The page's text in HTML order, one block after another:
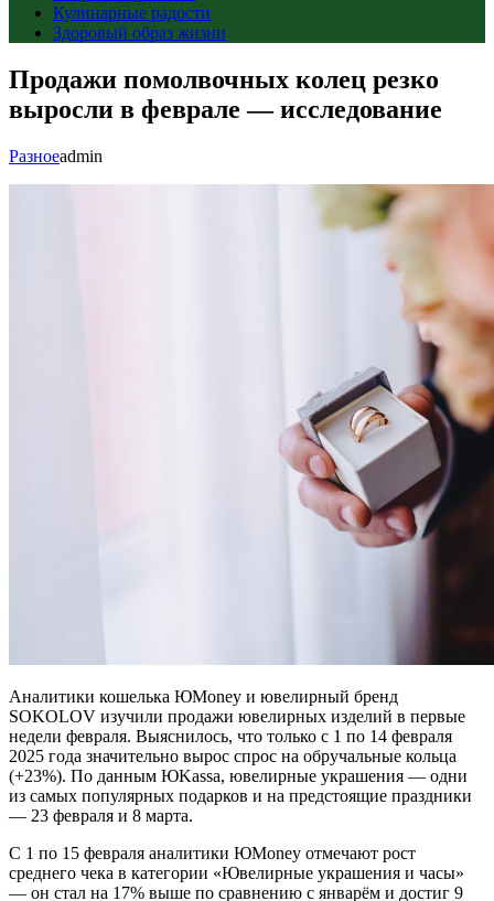
Кулинарные радости
Здоровый образ жизни
Продажи помолвочных колец резко
выросли в феврале — исследование
Разноеadmin
Аналитики кошелька ЮMoney и ювелирный бренд
SOKOLOV изучили продажи ювелирных изделий в первые
недели февраля. Выяснилось, что только с 1 по 14 февраля
2025 года значительно вырос спрос на обручальные кольца
(+23%). По данным ЮKassa, ювелирные украшения — одни
из самых популярных подарков и на предстоящие праздники
— 23 февраля и 8 марта.
С 1 по 15 февраля аналитики ЮMoney отмечают рост
среднего чека в категории «Ювелирные украшения и часы»
— он стал на 17% выше по сравнению с январём и достиг 9